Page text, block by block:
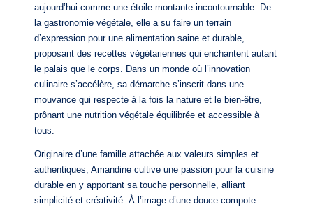
aujourd’hui comme une étoile montante incontournable. De
la gastronomie végétale, elle a su faire un terrain
d’expression pour une alimentation saine et durable,
proposant des recettes végétariennes qui enchantent autant
le palais que le corps. Dans un monde où l’innovation
culinaire s’accélère, sa démarche s’inscrit dans une
mouvance qui respecte à la fois la nature et le bien-être,
prônant une nutrition végétale équilibrée et accessible à
tous.
Originaire d’une famille attachée aux valeurs simples et
authentiques, Amandine cultive une passion pour la cuisine
durable en y apportant sa touche personnelle, alliant
simplicité et créativité. À l’image d’une douce compote